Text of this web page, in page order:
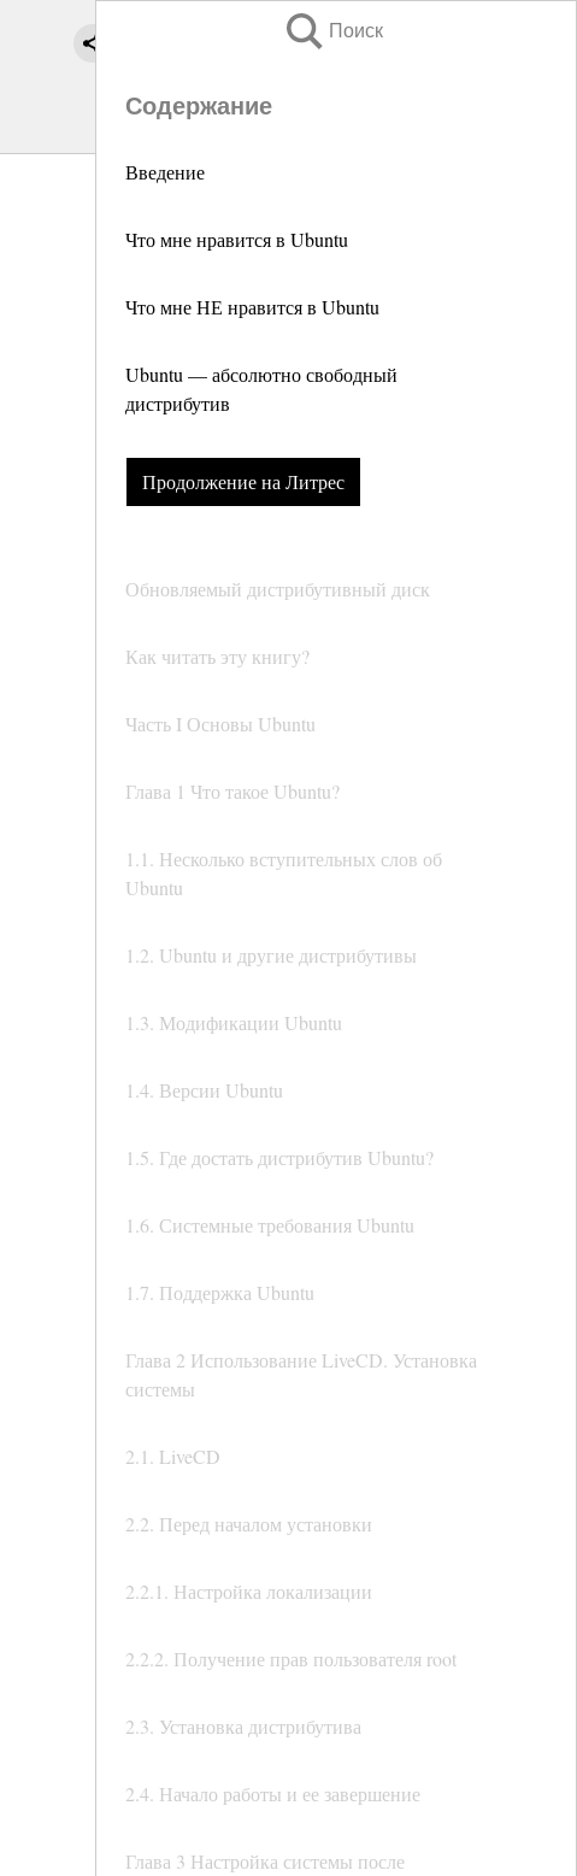
Поиск
Содержание
Введение
Что мне нравится в Ubuntu
Что мне НЕ нравится в Ubuntu
Ubuntu — абсолютно свободный
дистрибутив
Продолжение на Литрес
Обновляемый дистрибутивный диск
Как читать эту книгу?
Часть I Основы Ubuntu
Глава 1 Что такое Ubuntu?
1.1. Несколько вступительных слов об
Ubuntu
1.2. Ubuntu и другие дистрибутивы
1.3. Модификации Ubuntu
1.4. Версии Ubuntu
1.5. Где достать дистрибутив Ubuntu?
1.6. Системные требования Ubuntu
1.7. Поддержка Ubuntu
Глава 2 Использование LiveCD. Установка
системы
2.1. LiveCD
2.2. Перед началом установки
2.2.1. Настройка локализации
2.2.2. Получение прав пользователя root
2.3. Установка дистрибутива
2.4. Начало работы и ее завершение
Глава 3 Настройка системы после